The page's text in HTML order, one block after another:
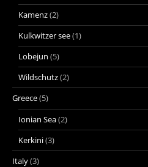
Kamenz(2)
Kulkwitzer see(1)
Lobejun (5)
Wildschutz(2)
Greece(5)
Ionian Sea(2)
Kerkini(3)
Italy(3)